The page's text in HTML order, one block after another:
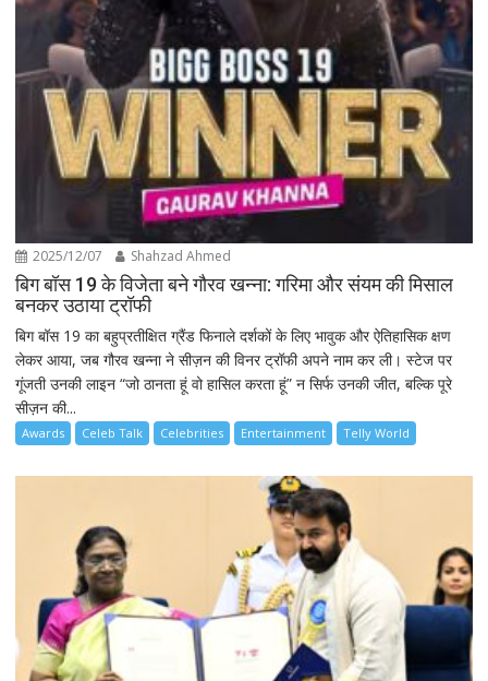
2025/12/07 Shahzad Ahmed
बिग बॉस 19 के विजेता बने गौरव खन्ना: गरिमा और संयम की मिसाल
बनकर उठाया ट्रॉफी
बिग बॉस 19 का बहुप्रतीक्षित ग्रैंड फिनाले दर्शकों के लिए भावुक और ऐतिहासिक क्षण
लेकर आया, जब गौरव खन्ना ने सीज़न की विनर ट्रॉफी अपने नाम कर ली। स्टेज पर
गूंजती उनकी लाइन “जो ठानता हूं वो हासिल करता हूं” न सिर्फ उनकी जीत, बल्कि पूरे
सीज़न की...
Awards Celeb Talk Celebrities Entertainment Telly World